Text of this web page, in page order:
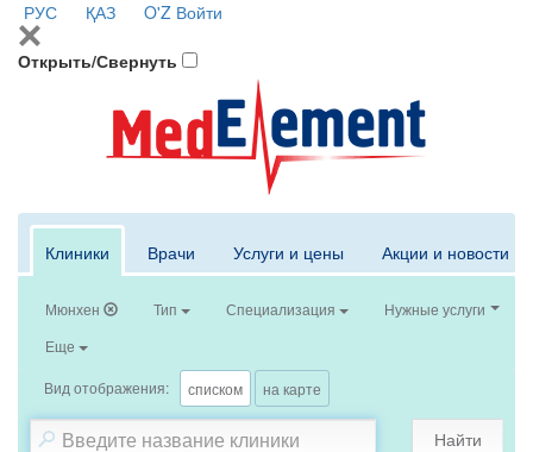
РУС ҚАЗ O'Z Войти
Открыть/Свернуть
Клиники Врачи Услуги и цены Акции и новости
Мюнхен Тип Специализация
Нужные услуги
Еще
Вид отображения: списком на карте
Найти